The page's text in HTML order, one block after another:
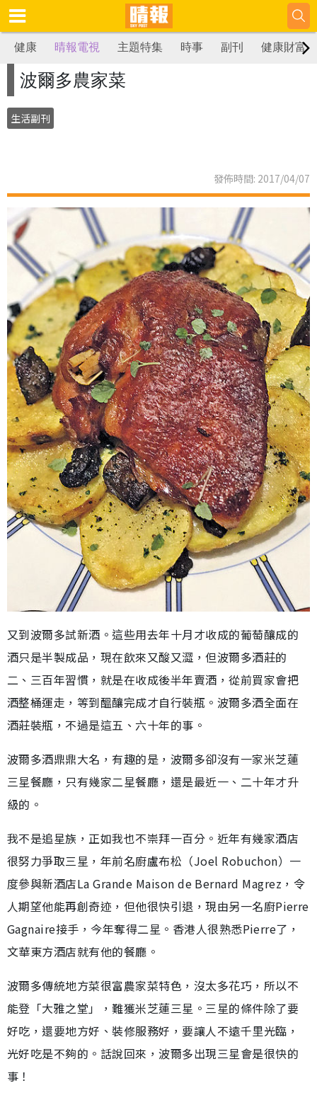
健康 晴報電視 主題特集 時事 副刊 健康財富
波爾多農家菜
生活副刊
發佈時間: 2017/04/07
又到波爾多試新酒。這些用去年十月才收成的葡萄釀成的
酒只是半製成品，現在飲來又酸又澀，但波爾多酒莊的
二、三百年習慣，就是在收成後半年賣酒，從前買家會把
酒整桶運走，等到醞釀完成才自行裝瓶。波爾多酒全面在
酒莊裝瓶，不過是這五、六十年的事。
波爾多酒鼎鼎大名，有趣的是，波爾多卻沒有一家米芝蓮
三星餐廳，只有幾家二星餐廳，還是最近一、二十年才升
級的。
我不是追星族，正如我也不崇拜一百分。近年有幾家酒店
很努力爭取三星，年前名廚盧布松（Joel Robuchon）一
度參與新酒店La Grande Maison de Bernard Magrez，令
人期望他能再創奇迹，但他很快引退，現由另一名廚Pierre
Gagnaire接手，今年奪得二星。香港人很熟悉Pierre了，
文華東方酒店就有他的餐廳。
波爾多傳統地方菜很富農家菜特色，沒太多花巧，所以不
能登「大雅之堂」，難獲米芝蓮三星。三星的條件除了要
好吃，還要地方好、裝修服務好，要讓人不遠千里光臨，
光好吃是不夠的。話說回來，波爾多出現三星會是很快的
事！